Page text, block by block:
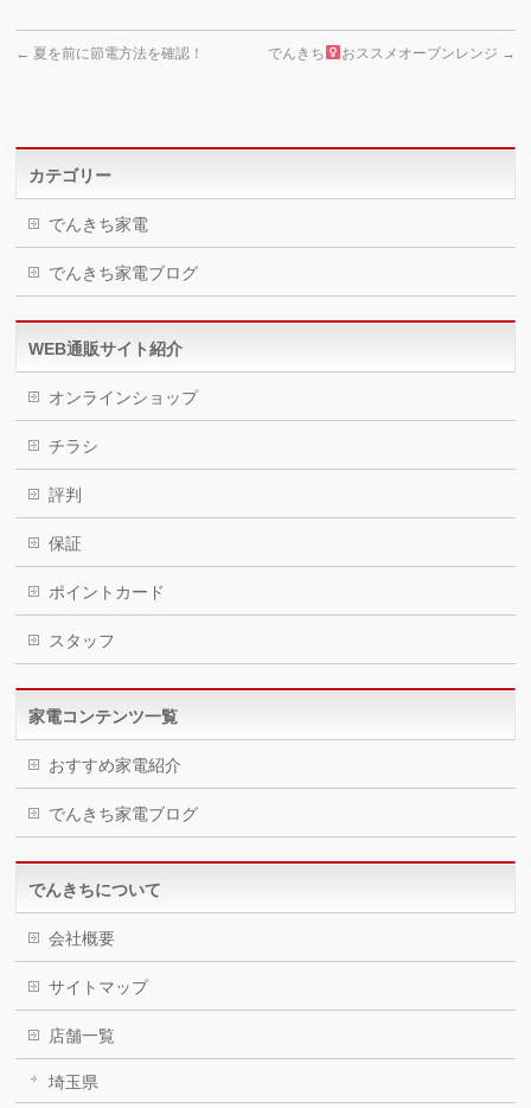
← 夏を前に節電方法を確認！ でんきち おススメオーブンレンジ →
カテゴリー
でんきち家電
でんきち家電ブログ
WEB通販サイト紹介
オンラインショップ
チラシ
評判
保証
ポイントカード
スタッフ
家電コンテンツ一覧
おすすめ家電紹介
でんきち家電ブログ
でんきちについて
会社概要
サイトマップ
店舗一覧
埼玉県